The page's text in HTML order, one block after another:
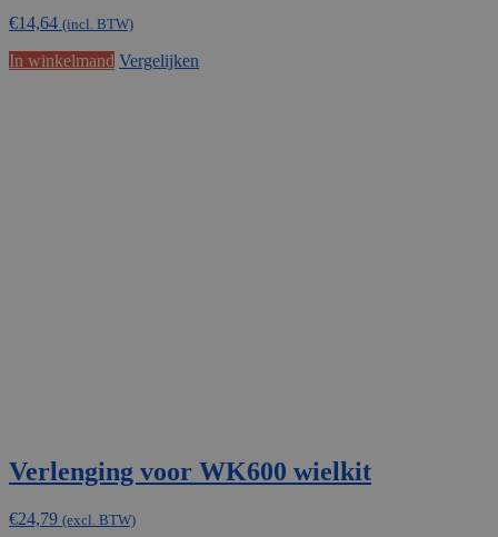
€14,64 (incl. BTW)
In winkelmand Vergelijken
Verlenging voor WK600 wielkit
€24,79 (excl. BTW)